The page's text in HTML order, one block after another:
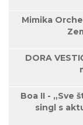
Mimika
DORA
Boa II - „Sve
singl s